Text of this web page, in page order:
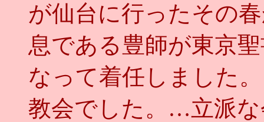
が仙台に行ったその
息である豊師が東京
なって着任しました
教会でした。…立派